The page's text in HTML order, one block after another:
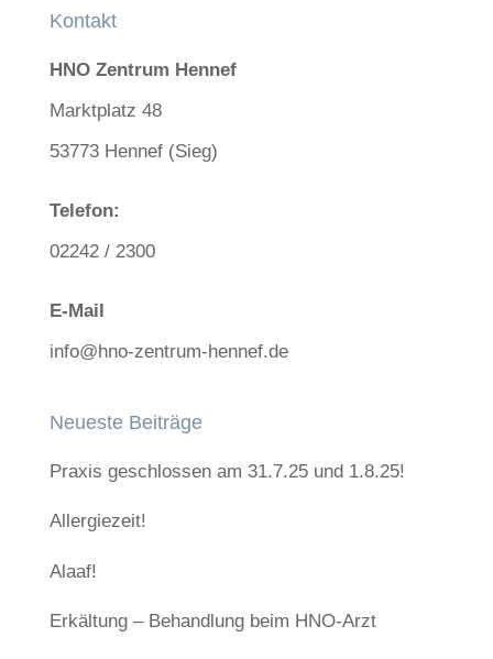
Kontakt
HNO Zentrum Hennef
Marktplatz 48
53773 Hennef (Sieg)
Telefon:
02242 / 2300
E-Mail
info@hno-zentrum-hennef.de
Neueste Beiträge
Praxis geschlossen am 31.7.25 und 1.8.25!
Allergiezeit!
Alaaf!
Erkältung – Behandlung beim HNO-Arzt